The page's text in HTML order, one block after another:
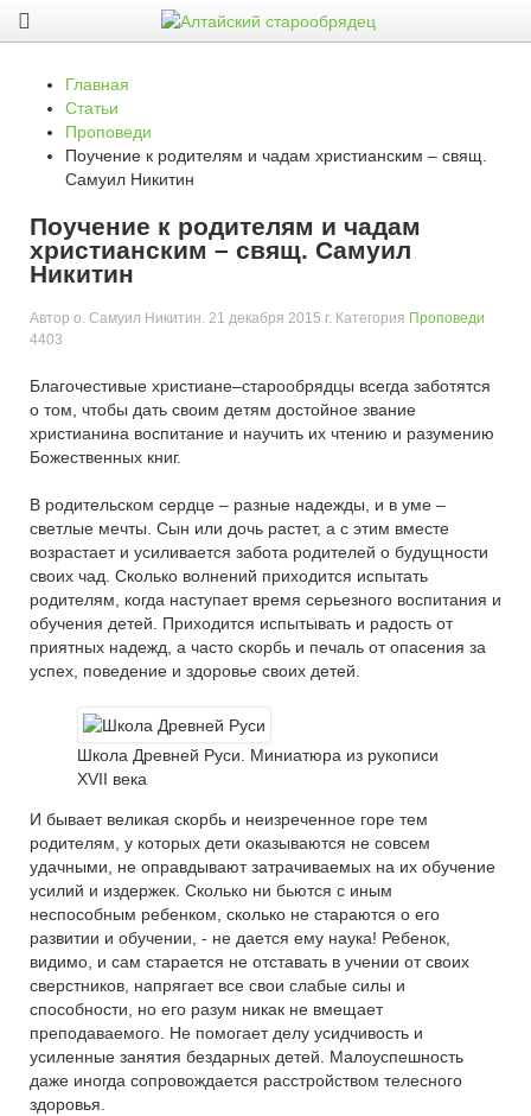
Главная
Статьи
Проповеди
Поучение к родителям и чадам христианским – cвящ.
Самуил Никитин
Поучение к родителям и чадам
христианским – cвящ. Самуил
Никитин
Автор о. Самуил Никитин 21 декабря 2015 г. Категория Проповеди
4403
Благочестивые христиане–старообрядцы всегда заботятся
о том, чтобы дать своим детям достойное звание
христианина воспитание и научить их чтению и разумению
Божественных книг.
В родительском сердце – разные надежды, и в уме –
светлые мечты. Сын или дочь растет, а с этим вместе
возрастает и усиливается забота родителей о будущности
своих чад. Сколько волнений приходится испытать
родителям, когда наступает время серьезного воспитания и
обучения детей. Приходится испытывать и радость от
приятных надежд, а часто скорбь и печаль от опасения за
успех, поведение и здоровье своих детей.
Школа Древней Руси. Миниатюра из рукописи
XVII века
И бывает великая скорбь и неизреченное горе тем
родителям, у которых дети оказываются не совсем
удачными, не оправдывают затрачиваемых на их обучение
усилий и издержек. Сколько ни бьются с иным
неспособным ребенком, сколько не стараются о его
развитии и обучении, - не дается ему наука! Ребенок,
видимо, и сам старается не отставать в учении от своих
сверстников, напрягает все свои слабые силы и
способности, но его разум никак не вмещает
преподаваемого. Не помогает делу усидчивость и
усиленные занятия бездарных детей. Малоуспешность
даже иногда сопровождается расстройством телесного
здоровья.